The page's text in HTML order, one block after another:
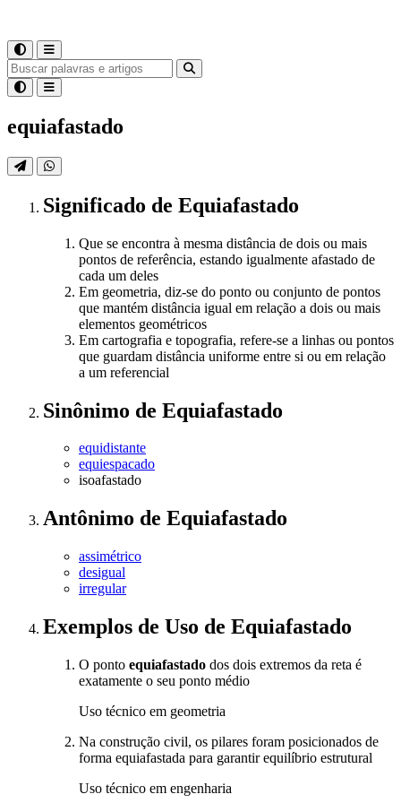
equiafastado
Significado de Equiafastado
Que se encontra à mesma distância de dois ou mais
pontos de referência, estando igualmente afastado de
cada um deles
Em geometria, diz-se do ponto ou conjunto de pontos
que mantém distância igual em relação a dois ou mais
elementos geométricos
Em cartografia e topografia, refere-se a linhas ou pontos
que guardam distância uniforme entre si ou em relação
a um referencial
Sinônimo de Equiafastado
equidistante
equiespacado
isoafastado
Antônimo de Equiafastado
assimétrico
desigual
irregular
Exemplos de Uso de Equiafastado
O ponto equiafastado dos dois extremos da reta é
exatamente o seu ponto médio
Uso técnico em geometria
Na construção civil, os pilares foram posicionados de
forma equiafastada para garantir equilíbrio estrutural
Uso técnico em engenharia